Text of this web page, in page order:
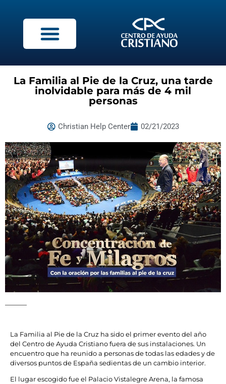
La Familia al Pie de la Cruz, una tarde
inolvidable para más de 4 mil
personas
Christian Help Center 02/21/2023
La Familia al Pie de la Cruz ha sido el primer evento del año
del Centro de Ayuda Cristiano fuera de sus instalaciones. Un
encuentro que ha reunido a personas de todas las edades y de
diversos puntos de España sedientas de un cambio interior.
El lugar escogido fue el Palacio Vistalegre Arena, la famosa